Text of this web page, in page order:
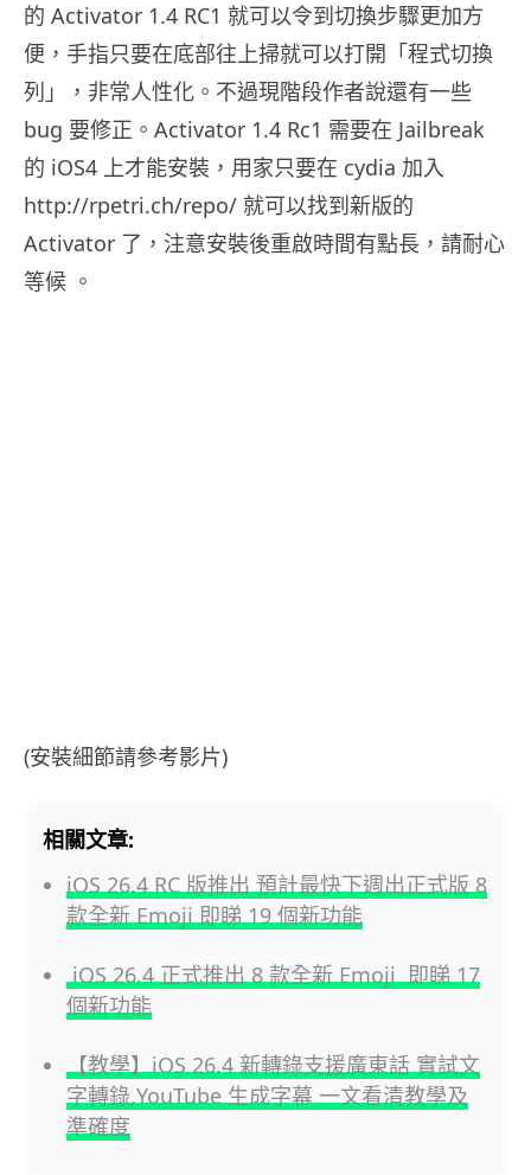
的 Activator 1.4 RC1 就可以令到切換步驟更加方
便，手指只要在底部往上掃就可以打開「程式切換
列」，非常人性化。不過現階段作者說還有一些
bug 要修正。Activator 1.4 Rc1 需要在 Jailbreak
的 iOS4 上才能安裝，用家只要在 cydia 加入
http://rpetri.ch/repo/ 就可以找到新版的
Activator 了，注意安裝後重啟時間有點長，請耐心
等候 。
(安裝細節請參考影片)
相關文章:
iOS 26.4 RC 版推出 預計最快下週出正式版 8
款全新 Emoji 即睇 19 個新功能
iOS 26.4 正式推出 8 款全新 Emoji 即睇 17
個新功能
【教學】iOS 26.4 新轉錄支援廣東話 實試文
字轉錄,YouTube 生成字幕 一文看清教學及
準確度